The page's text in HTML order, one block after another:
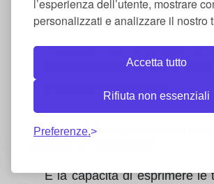
l’esperienza dell’utente, mostrare
personalizzati e analizzare il nostro
Accetta tutto
Rifiuta non essenziali
Preferenze.
aumenta la produttività e
stress e il turnover del
Favorisce un ambiente di
collaborazione in cui i team
Che cos'è la comunicazione
È la capacità di esprimere le